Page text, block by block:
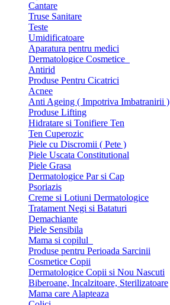
Cantare
Truse Sanitare
Teste
Umidificatoare
Aparatura pentru medici
Dermatologice Cosmetice
Antirid
Produse Pentru Cicatrici
Acnee
Anti Ageing ( Impotriva Imbatranirii )
Produse Lifting
Hidratare si Tonifiere Ten
Ten Cuperozic
Piele cu Discromii ( Pete )
Piele Uscata Constitutional
Piele Grasa
Dermatologice Par si Cap
Psoriazis
Creme si Lotiuni Dermatologice
Tratament Negi si Bataturi
Demachiante
Piele Sensibila
Mama si copilul
Produse pentru Perioada Sarcinii
Cosmetice Copii
Dermatologice Copii si Nou Nascuti
Biberoane, Incalzitoare, Sterilizatoare
Mama care Alapteaza